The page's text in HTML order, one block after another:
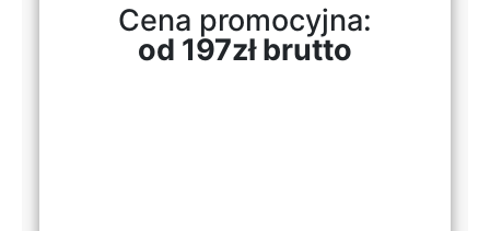
Cena promocyjna:
od 197zł brutto